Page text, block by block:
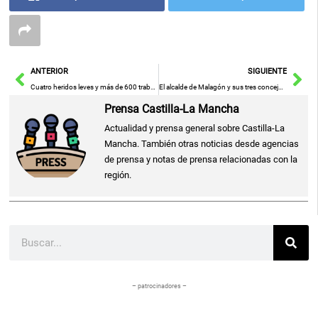
AntANTERIOR
Cuatro heridos leves y más de 600 trabajadores desalojados tras una explosión en una farmacéutica de Azuqueca
SIGUIENTE
El alcalde de Malagón y sus tres concejales renuncian a su acta para evitar la moción de censura del PP
Prensa Castilla-La Mancha
Actualidad y prensa general sobre Castilla-La
Mancha. También otras noticias desde agencias
de prensa y notas de prensa relacionadas con la
región.
– patrocinadores –